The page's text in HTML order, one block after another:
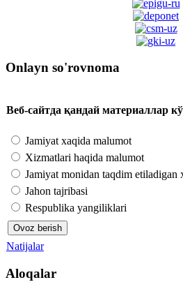
Onlayn so'rovnoma
Веб-сайтда қандай материаллар
Jamiyat xaqida malumot
Xizmatlari haqida malumot
Jamiyat monidan taqdim etiladigan
Jahon tajribasi
Respublika yangiliklari
Natijalar
Aloqalar